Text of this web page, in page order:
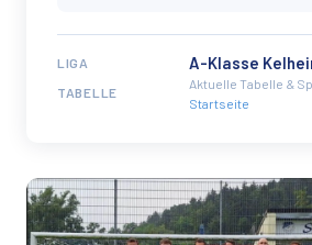
LIGA A-Klasse
TABELLE
Aktuelle Tabelle &
Startseite